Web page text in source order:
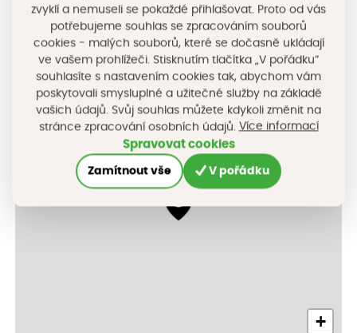
návštěvnického pohledu a doplnění zpětné vazby,
a porovnáme ji s vlastní zkušeností.
+
zvyklí a nemuseli se pokaždé přihlašovat. Proto od vás
potřebujeme souhlas se zpracováním souborů
cookies - malých souborů, které se dočasně ukládají
ve vašem prohlížeči. Stisknutím tlačítka „V pořádku“
souhlasíte s nastavením cookies tak, abychom vám
poskytovali smysluplné a užitečné služby na základě
vašich údajů. Svůj souhlas můžete kdykoli změnit na
stránce zpracování osobních údajů. Více informací
Spravovat cookies
Zamítnout vše V pořádku